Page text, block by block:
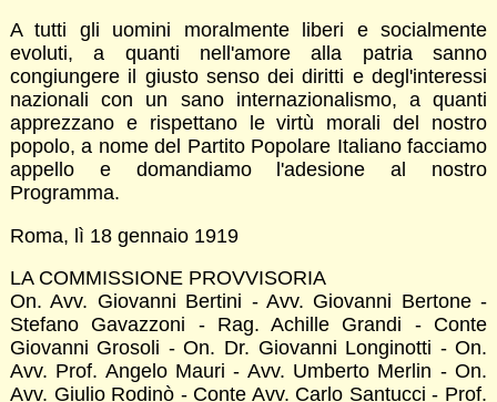
A tutti gli uomini moralmente liberi e socialmente
evoluti, a quanti nell'amore alla patria sanno
congiungere il giusto senso dei diritti e degl'interessi
nazionali con un sano internazionalismo, a quanti
apprezzano e rispettano le virtù morali del nostro
popolo, a nome del Partito Popolare Italiano facciamo
appello e domandiamo l'adesione al nostro
Programma.
Roma, lì 18 gennaio 1919
LA COMMISSIONE PROVVISORIA
On. Avv. Giovanni Bertini - Avv. Giovanni Bertone -
Stefano Gavazzoni - Rag. Achille Grandi - Conte
Giovanni Grosoli - On. Dr. Giovanni Longinotti - On.
Avv. Prof. Angelo Mauri - Avv. Umberto Merlin - On.
Avv. Giulio Rodinò - Conte Avv. Carlo Santucci - Prof.